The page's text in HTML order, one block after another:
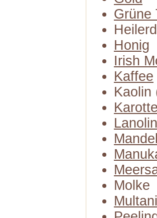
Grüne
Honig
Irish
Kaffee
Kaolin
Lanolin
Molke